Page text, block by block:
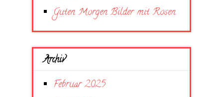
Guten Morgen Bilder mit Rosen
Archiv
Februar 2025